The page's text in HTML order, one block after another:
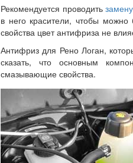
Рекомендуется проводитьзамену
в него красители, чтобы можно
свойства цвет антифриза не
Антифриз для Рено Логан,
сказать, что основным
смазывающие свойства.
2a.jpg